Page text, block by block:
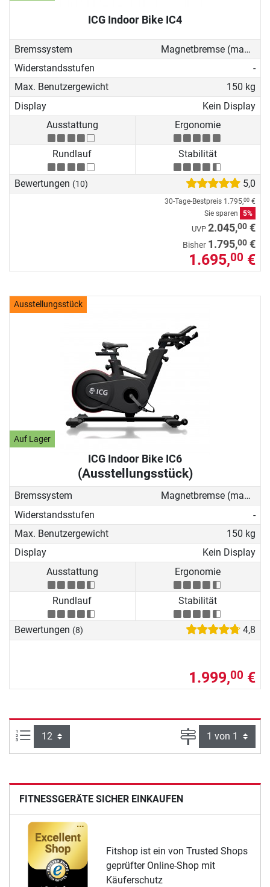
ICG Indoor Bike IC4
Bremssystem
Magnetbremse (manuell)
Widerstandsstufen
-
Max. Benutzergewicht
150 kg
Display
Kein Display
Ausstattung
Ergonomie
Rundlauf Stabilität
Bewertungen (10) 5,0
30-Tage-Bestpreis 1.795,00 €
Sie sparen
5%
UVP 2.045,00 €
Bisher 1.795,00 €
1.695,00 €
Ausstellungsstück
Auf Lager
ICG Indoor Bike IC6
(Ausstellungsstück)
Bremssystem
Magnetbremse (manuell)
Widerstandsstufen
-
Max. Benutzergewicht
150 kg
Display
Kein Display
Ausstattung
Ergonomie
Rundlauf Stabilität
Bewertungen (8) 4,8
1.999,00 €
Artikel pro Seite: Seite
FITNESSGERÄTE SICHER EINKAUFEN
Fitshop ist ein von Trusted Shops
geprüfter Online-Shop mit
Käuferschutz